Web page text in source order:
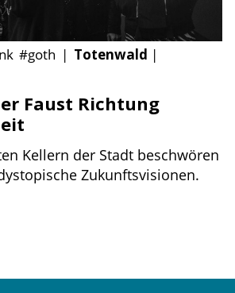
#goth | Totenwald |
Faust Richtung
Kellern der Stadt beschwören
Zukunftsvisionen.